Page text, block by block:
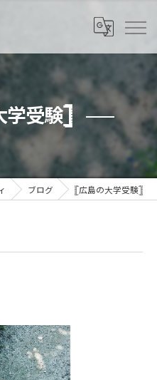
学受験𓊉
ブログ 𓊈広島の大学受験𓊉